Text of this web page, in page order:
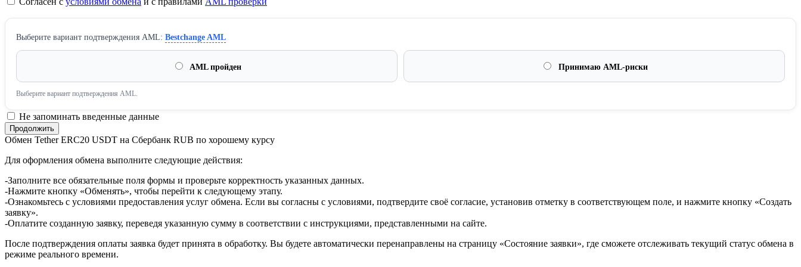
Выберите вариант подтверждения AML: Bestchange AML
AML пройден Принимаю AML-риски
Выберите вариант подтверждения AML.
Не запоминать введенные данные
Обмен Tether ERC20 USDT на Сбербанк RUB по хорошему курсу
Для оформления обмена выполните следующие действия:
-Заполните все обязательные поля формы и проверьте корректность указанных данных.
-Нажмите кнопку «Обменять», чтобы перейти к следующему этапу.
-Ознакомьтесь с условиями предоставления услуг обмена. Если вы согласны с условиями, подтвердите своё согласие, установив отметку в соответствующем поле, и нажмите кнопку «Создать
заявку».
-Оплатите созданную заявку, переведя указанную сумму в соответствии с инструкциями, представленными на сайте.
После подтверждения оплаты заявка будет принята в обработку. Вы будете автоматически перенаправлены на страницу «Состояние заявки», где сможете отслеживать текущий статус обмена в
режиме реального времени.